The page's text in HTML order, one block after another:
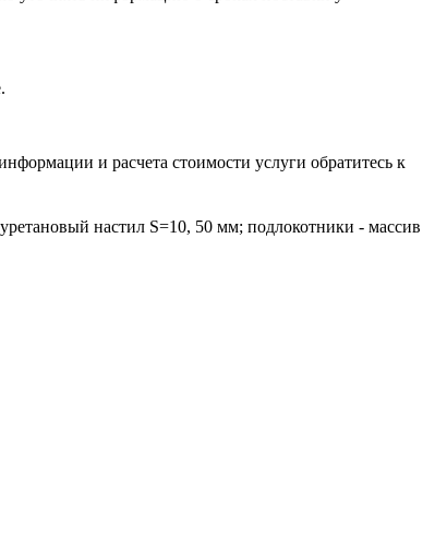
и расчета стоимости услуги обратитесь к
настил S=10, 50 мм; подлокотники - массив